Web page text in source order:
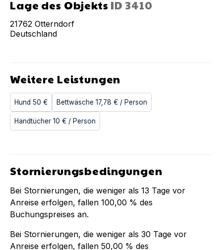
Lage des Objekts ID3410
21762 Otterndorf
Deutschland
Weitere Leistungen
Hund 50 € Bettwäsche 17,78 € / Person
Handtücher 10 € / Person
Stornierungsbedingungen
Bei Stornierungen, die weniger als 13 Tage vor
Anreise erfolgen, fallen 100,00 % des
Buchungspreises an.
Bei Stornierungen, die weniger als 30 Tage vor
Anreise erfolgen, fallen 50,00 % des